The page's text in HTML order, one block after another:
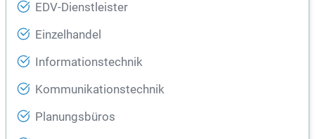
EDV-Dienstleister
Einzelhandel
Informationstechnik
Kommunikationstechnik
Planungsbüros